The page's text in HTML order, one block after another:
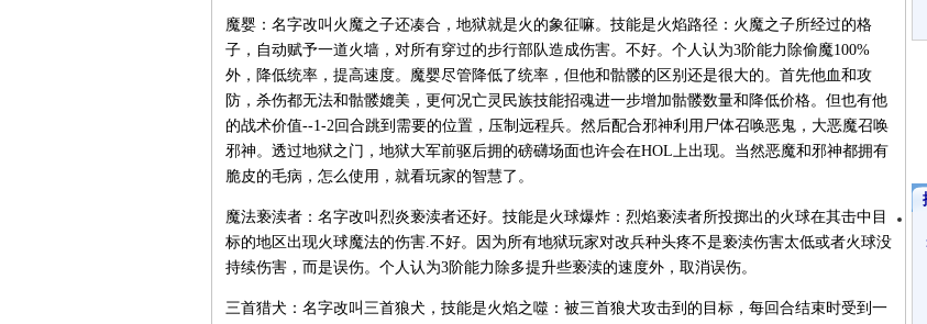
魔婴：名字改叫火魔之子还凑合，地狱就是火的象征嘛。技能是火焰路径：火魔之子所经过的格
子，自动赋予一道火墙，对所有穿过的步行部队造成伤害。不好。个人认为3阶能力除偷魔100%
外，降低统率，提高速度。魔婴尽管降低了统率，但他和骷髅的区别还是很大的。首先他血和攻
防，杀伤都无法和骷髅媲美，更何况亡灵民族技能招魂进一步增加骷髅数量和降低价格。但也有他
的战术价值--1-2回合跳到需要的位置，压制远程兵。然后配合邪神利用尸体召唤恶鬼，大恶魔召唤
邪神。透过地狱之门，地狱大军前驱后拥的磅礴场面也许会在HOL上出现。当然恶魔和邪神都拥有
脆皮的毛病，怎么使用，就看玩家的智慧了。
魔法亵渎者：名字改叫烈炎亵渎者还好。技能是火球爆炸：烈焰亵渎者所投掷出的火球在其击中目
标的地区出现火球魔法的伤害.不好。因为所有地狱玩家对改兵种头疼不是亵渎伤害太低或者火球没
持续伤害，而是误伤。个人认为3阶能力除多提升些亵渎的速度外，取消误伤。
三首猎犬：名字改叫三首狼犬，技能是火焰之噬：被三首狼犬攻击到的目标，每回合结束时受到一